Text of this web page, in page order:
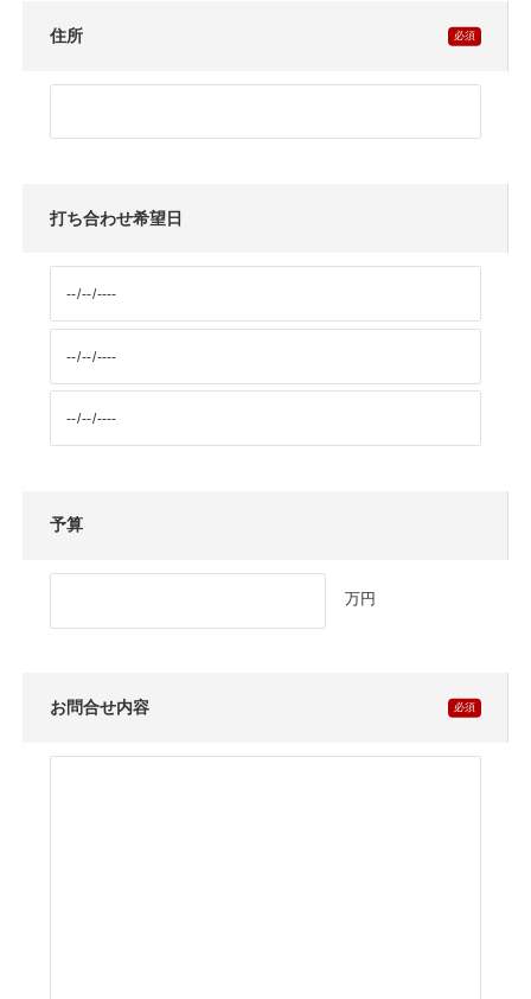
住所
打ち合わせ希望日
予算
万円
お問合せ内容